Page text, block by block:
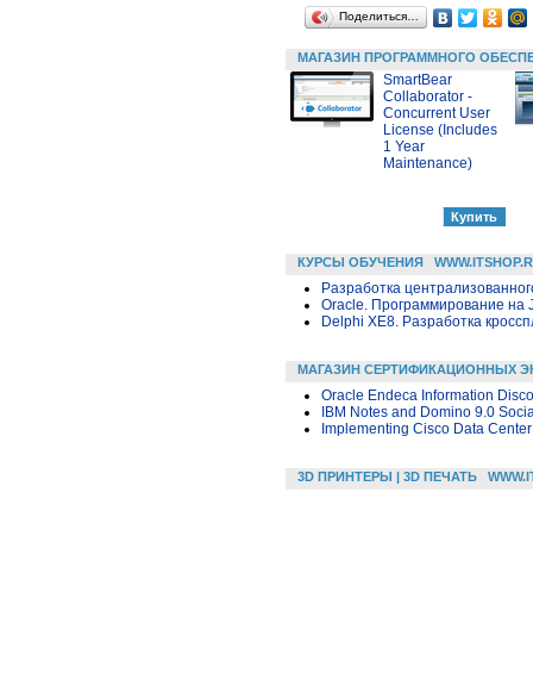
Поделиться…
МАГАЗИН ПРОГРАММНОГО
SmartBear
Collaborator -
Concurrent User
License (Includes
1 Year
Maintenance)
КУРСЫ ОБУЧЕНИЯ
Разработка
Oracle. Программирование на
Delphi XE8. Разработка
МАГАЗИН СЕРТИФИКАЦИОННЫХ
Oracle Endeca Information
IBM Notes and Domino 9.0
Implementing Cisco Data
3D ПРИНТЕРЫ | 3D ПЕЧАТЬ